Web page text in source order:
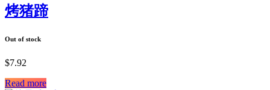
烤猪蹄
Out of stock
$7.92
Read more